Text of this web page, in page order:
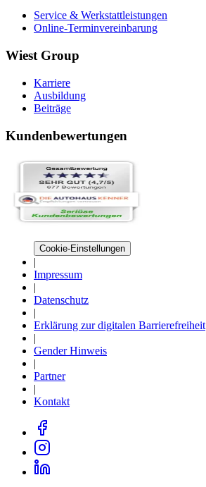
Service & Werkstattleistungen
Online-Terminvereinbarung
Wiest Group
Karriere
Ausbildung
Beiträge
Kundenbewertungen
Cookie-Einstellungen
|
Impressum
|
Datenschutz
|
Erklärung zur digitalen Barrierefreiheit
|
Gender Hinweis
|
Partner
|
Kontakt